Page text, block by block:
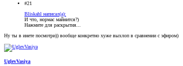
#21
Bliskahl написал(а):
И что, нормас майнится?)
Нажмите для раскрытия...
Ну ты в инете посмотри)) вообще конкретно хуже выхлоп в сравнении с эфиром)
UglevVasiya